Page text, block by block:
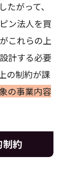
たがって、
ン法人を買
これらの上
計する必要
の制約が課
の事業内容
制約